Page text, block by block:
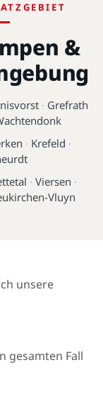
&
· Grefrath
· Krefeld ·
·Viersen ·
Vluyn
unsere
gesamten Fall